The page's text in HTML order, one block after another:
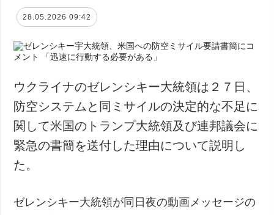
28.05.2026 09:42
ウクライナのゼレンシキー大統領は２７日、
防空システムと同ミサイルの決定的な不足に
関して米国のトランプ大統領及び連邦議会に
緊急の書簡を送付した理由について説明し
た。
ゼレンシキー大統領が同日夜の動画メッセージの